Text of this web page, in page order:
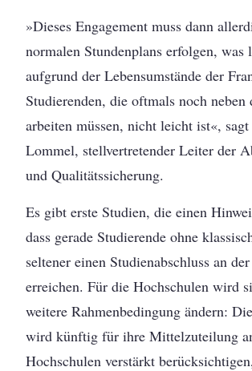
»Dieses Engagement muss dann
normalen Stundenplans erfolgen, was
aufgrund der Lebensumstände der
Studierenden, die oftmals noch neben
arbeiten müssen, nicht leicht ist«,
Lommel, stellvertretender Leiter der
und Qualitätssicherung.
Es gibt erste Studien, die einen
dass gerade Studierende ohne
seltener einen Studienabschluss an
erreichen. Für die Hochschulen wird
weitere Rahmenbedingung ändern:
wird künftig für ihre Mittelzuteilung
Hochschulen verstärkt